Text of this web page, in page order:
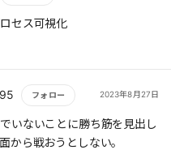
と」と「できていないこと」
善施策出しを続ける事が成功
セス可視化
フォロー 2023年8月27日
いないことに勝ち筋を見出し
から戦おうとしない。